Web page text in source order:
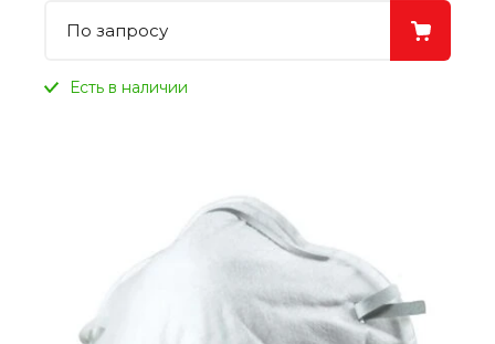
По запросу
Есть в наличии